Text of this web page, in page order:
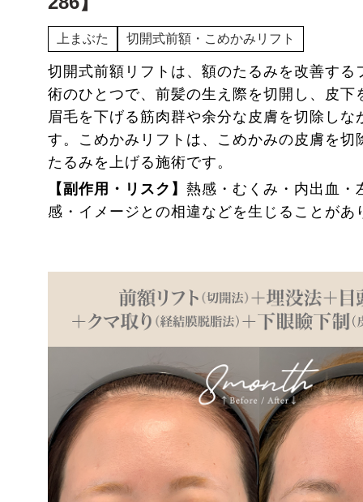
上まぶた 切開式前額・こめかみリフト
切開式前額リフトは、額のたるみを改善する
術のひとつで、前髪の生え際を切開し、皮下
眉毛を下げる筋肉群や余分な皮膚を切除しな
す。こめかみリフトは、こめかみの皮膚を切
たるみを上げる施術です。
【副作用・リスク】 熱感・むくみ・内出血・
感・イメージとの相違などを生じることがあ